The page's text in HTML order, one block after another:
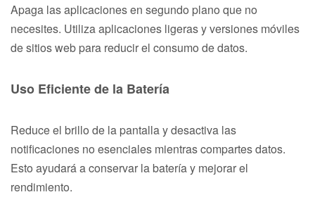
Apaga las aplicaciones en segundo plano que no
necesites. Utiliza aplicaciones ligeras y versiones móviles
de sitios web para reducir el consumo de datos.
Uso Eficiente de la Batería
Reduce el brillo de la pantalla y desactiva las
notificaciones no esenciales mientras compartes datos.
Esto ayudará a conservar la batería y mejorar el
rendimiento.